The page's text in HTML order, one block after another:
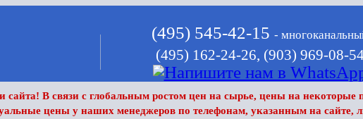
(495) 545-42-15 -
(495) 162-24-26, (903) 969-08-
сайта! В связи с глобальным ростом цен на сырье, цены на некоторые
цены у наших менеджеров по телефонам, указанным на сайте,